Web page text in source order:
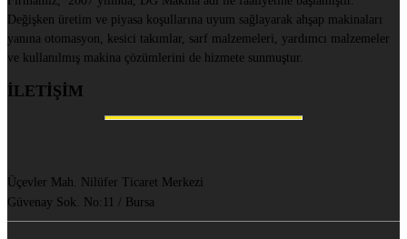
Değişken üretim ve piyasa koşullarına uyum sağlayarak ahşap makinaları
yanına otomasyon, kesici takımlar, sarf malzemeleri, yardımcı malzemeler
ve kullanılmış makina çözümlerini de hizmete sunmuştur.
İLETİŞİM
Üçevler Mah. Nilüfer Ticaret Merkezi
Güvenay Sok. No:11 / Bursa